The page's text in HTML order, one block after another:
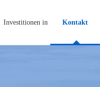
Investitionen in Kontakt